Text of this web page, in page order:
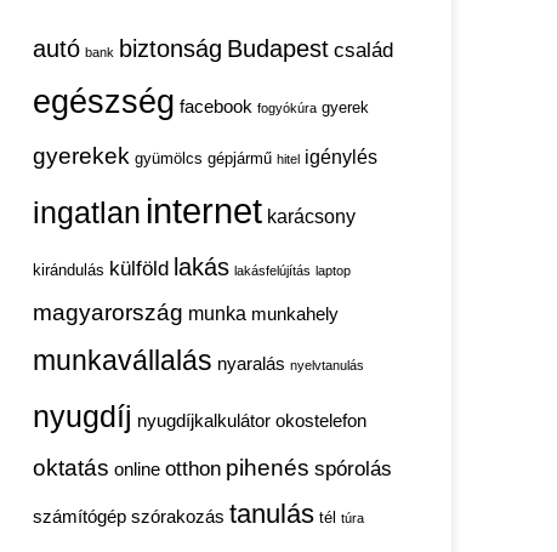
autó bank biztonság Budapest család
egészség facebook fogyókúra gyerek
gyerekek gyümölcs gépjármű hitel igénylés
ingatlan internet karácsony
kirándulás külföld lakás lakásfelújítás laptop
magyarország munka munkahely
munkavállalás nyaralás nyelvtanulás
nyugdíj nyugdíjkalkulátor okostelefon
oktatás online otthon pihenés spórolás
számítógép szórakozás tanulás tél túra